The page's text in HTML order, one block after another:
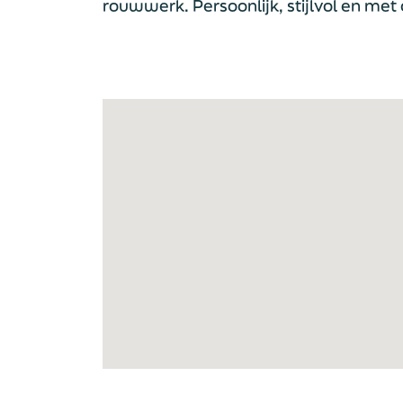
rouwwerk. Persoonlijk, stijlvol en met